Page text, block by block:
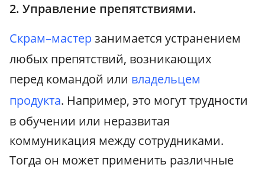
2. Управление препятствиями.
Скрам–мастерзанимается устранением
любых препятствий, возникающих
перед командой или владельцем
продукта. Например, это могут трудности
в обучении или неразвитая
коммуникация между сотрудниками.
Тогда он может применить различные